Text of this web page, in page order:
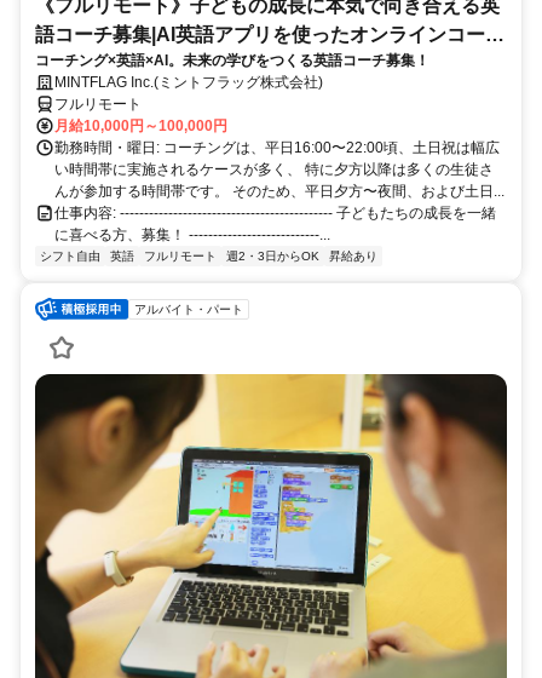
《フルリモート》子どもの成長に本気で向き合える英
語コーチ募集|AI英語アプリを使ったオンラインコーチ
ング
コーチング×英語×AI。未来の学びをつくる英語コーチ募集！
MINTFLAG Inc.(ミントフラッグ株式会社)
フルリモート
月給10,000円～100,000円
勤務時間・曜日: コーチングは、平日16:00〜22:00頃、土日祝は幅広
い時間帯に実施されるケースが多く、 特に夕方以降は多くの生徒さ
んが参加する時間帯です。 そのため、平日夕方〜夜間、および土日...
仕事内容: -------------------------------------------- 子どもたちの成長を一緒
に喜べる方、募集！ ---------------------------...
シフト自由 英語 フルリモート 週2・3日からOK 昇給あり
アルバイト・パート